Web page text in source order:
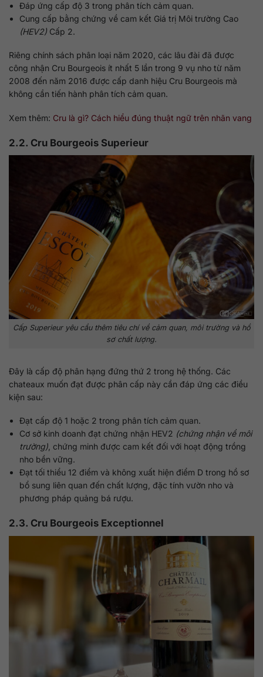
Đáp ứng cấp độ 3 trong phân tích cảm quan.
Cung cấp bằng chứng về cam kết Giá trị Môi trường Cao
(HEV2) Cấp 2.
Riêng chính sách phân loại năm 2020, các lâu đài đã được
công nhận Cru Bourgeois ít nhất 5 lần trong 9 vụ nho từ năm
2008 đến năm 2016 được cấp danh hiệu Cru Bourgeois mà
không cần tiến hành phân tích cảm quan.
Xem thêm: Cru là gì? Cách hiểu đúng thuật ngữ trên nhãn vang
2.2. Cru Bourgeois Superieur
Cấp Superieur yêu cầu thêm tiêu chí về cảm quan, môi trường và hồ
sơ chất lượng.
Đây là cấp độ phân hạng đứng thứ 2 trong hệ thống. Các
chateaux muốn đạt được phân cấp này cần đáp ứng các điều
kiện sau:
Đạt cấp độ 1 hoặc 2 trong phân tích cảm quan.
Cơ sở kinh doanh đạt chứng nhận HEV2 (chứng nhận về môi
trường) , chứng minh được cam kết đối với hoạt động trồng
nho bền vững.
Đạt tối thiểu 12 điểm và không xuất hiện điểm D trong hồ sơ
bổ sung liên quan đến chất lượng, đặc tính vườn nho và
phương pháp quảng bá rượu.
2.3. Cru Bourgeois Exceptionnel